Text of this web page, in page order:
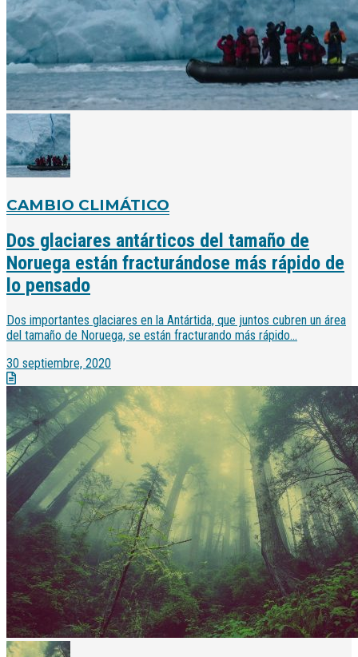
CAMBIO CLIMÁTICO
Dos glaciares antárticos del tamaño de
Noruega están fracturándose más rápido de
lo pensado
Dos importantes glaciares en la Antártida, que juntos cubren un área
del tamaño de Noruega, se están fracturando más rápido...
30 septiembre, 2020